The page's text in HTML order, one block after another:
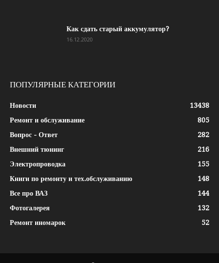
Как сдать старый аккумулятор?
16.12.2020
ПОПУЛЯРНЫЕ КАТЕГОРИИ
Новости
13438
Ремонт и обслуживание
805
Вопрос - Ответ
282
Внешний тюнинг
216
Электропроводка
155
Книги по ремонту и тех.обслуживанию
148
Все про ВАЗ
144
Фотогалерея
132
Ремонт иномарок
52